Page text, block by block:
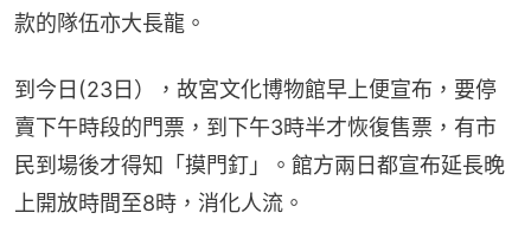
款的隊伍亦大長龍。
到今日(23日），故宮文化博物館早上便宣布，要停
賣下午時段的門票，到下午3時半才恢復售票，有市
民到場後才得知「摸門釘」。館方兩日都宣布延長晚
上開放時間至8時，消化人流。